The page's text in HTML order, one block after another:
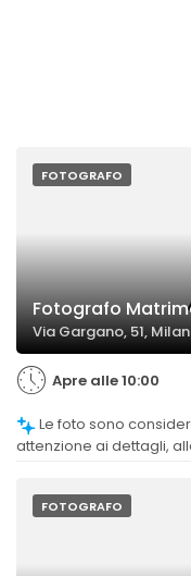
FOTOGRAFO
Fotografo
Via Gargano, 51,
Apre alle 10:00
attenzione ai dettagli,
FOTOGRAFO